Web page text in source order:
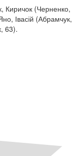
Киричок (Черненко,
Івасій (Абрамчук,
63).